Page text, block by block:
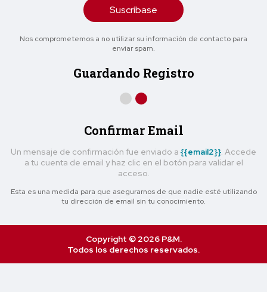
Suscríbase
Nos comprometemos a no utilizar su información de contacto para
enviar spam.
Guardando Registro
Confirmar Email
Un mensaje de confirmación fue enviado a {{email2}} . Accede
a tu cuenta de email y haz clic en el botón para validar el
acceso.
Esta es una medida para que asegurarnos de que nadie esté utilizando
tu dirección de email sin tu conocimiento.
Copyright © 2026 P&M.
Todos los derechos reservados.